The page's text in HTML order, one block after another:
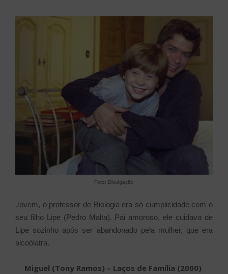
Foto: Divulgação
Jovem, o professor de Biologia era só cumplicidade com o
seu filho Lipe (Pedro Malta). Pai amoroso, ele cuidava de
Lipe sozinho após ser abandonado pela mulher, que era
alcoólatra.
Miguel (Tony Ramos) – Laços de Família (2000)